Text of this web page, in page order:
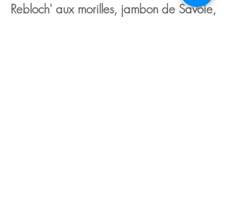
Rebloch' aux morilles, jambon de Savoie,